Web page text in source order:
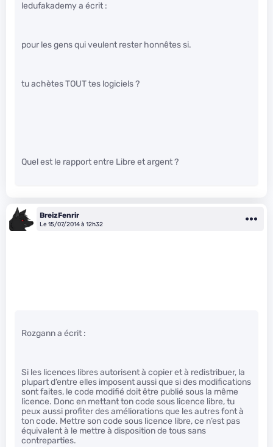
ledufakademy a écrit :
pour les gens qui veulent rester honnêtes si.
tu achètes TOUT tes logiciels ?
Quel est le rapport entre Libre et argent ?
BreizFenrir
Le 15/07/2014 à 12h32
Rozgann a écrit :
Si les licences libres autorisent à copier et à redistribuer, la
plupart d’entre elles imposent aussi que si des modifications
sont faites, le code modifié doit être publié sous la même
licence. Donc en mettant ton code sous licence libre, tu
peux aussi profiter des améliorations que les autres font à
ton code. Mettre son code sous licence libre, ce n’est pas
équivalent à le mettre à disposition de tous sans
contreparties.